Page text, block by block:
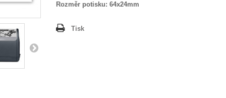
Rozměr potisku: 64x24mm
Tisk